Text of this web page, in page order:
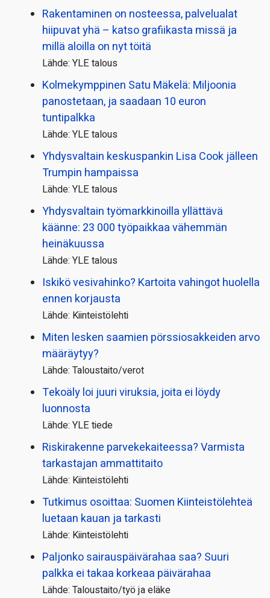
Rakentaminen on nosteessa, palvelualat
hiipuvat yhä – katso grafiikasta missä ja
millä aloilla on nyt töitä
Lähde: YLE talous
Kolmekymppinen Satu Mäkelä: Miljoonia
panostetaan, ja saadaan 10 euron
tuntipalkka
Lähde: YLE talous
Yhdysvaltain keskuspankin Lisa Cook jälleen
Trumpin hampaissa
Lähde: YLE talous
Yhdysvaltain työmarkkinoilla yllättävä
käänne: 23 000 työpaikkaa vähemmän
heinäkuussa
Lähde: YLE talous
Iskikö vesivahinko? Kartoita vahingot huolella
ennen korjausta
Lähde: Kiinteistölehti
Miten lesken saamien pörssi­osakkeiden arvo
määräytyy?
Lähde: Taloustaito/verot
Tekoäly loi juuri viruksia, joita ei löydy
luonnosta
Lähde: YLE tiede
Riskirakenne parvekekaiteessa? Varmista
tarkastajan ammattitaito
Lähde: Kiinteistölehti
Tutkimus osoittaa: Suomen Kiinteistölehteä
luetaan kauan ja tarkasti
Lähde: Kiinteistölehti
Paljonko sairauspäivä­rahaa saa? Suuri
palkka ei takaa korkeaa päivärahaa
Lähde: Taloustaito/työ ja eläke